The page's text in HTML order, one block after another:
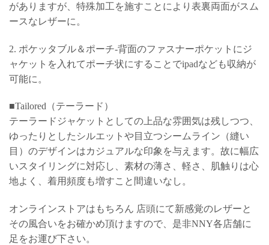
がありますが、特殊加工を施すことにより表裏両面がスム
ースなレザーに。
2. ポケッタブル＆ポーチ-背面のファスナーポケットにジ
ャケットを入れてポーチ状にすることでipadなども収納が
可能に。
■Tailored（テーラード）
テーラードジャケットとしての上品な雰囲気は残しつつ、
ゆったりとしたシルエットや目立つシームライン（縫い
目）のデザインはカジュアルな印象を与えます。故に幅広
いスタイリングに対応し、素材の薄さ、軽さ、肌触りは心
地よく、着用頻度も増すこと間違いなし。
オンラインストアはもちろん 店頭にて新感覚のレザーと
その風合いをお確かめ頂けますので、是非NNY各店舗に
足をお運び下さい。